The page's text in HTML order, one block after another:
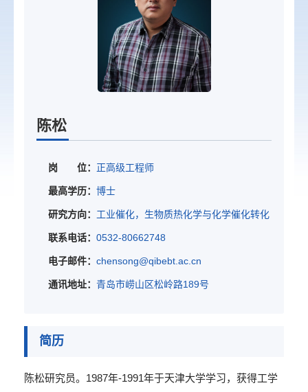
陈松
岗 位： 正高级工程师
最高学历： 博士
研究方向： 工业催化，生物质热化学与化学催化转化
联系电话： 0532-80662748
电子邮件： chensong@qibebt.ac.cn
通讯地址： 青岛市崂山区松岭路189号
简历
陈松研究员。1987年-1991年于天津大学学习，获得工学